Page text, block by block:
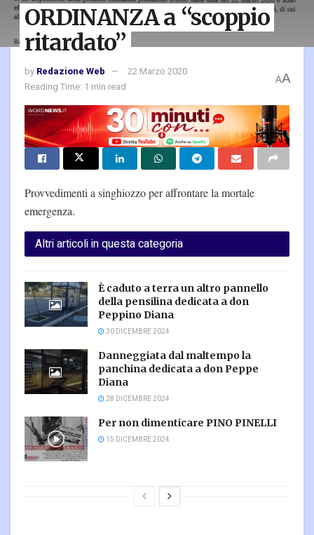
ORDINANZA a “scoppio
ritardato”
by Redazione Web
22 Marzo 2020
Reading Time: 1 min read
AA
Provvedimenti a singhiozzo per affrontare la mortale
emergenza.
Altri articoli in questa categoria
È caduto a terra un altro pannello
della pensilina dedicata a don
Peppino Diana
30 DICEMBRE 2024
Danneggiata dal maltempo la
panchina dedicata a don Peppe
Diana
28 DICEMBRE 2024
Per non dimenticare PINO PINELLI
15 DICEMBRE 2024